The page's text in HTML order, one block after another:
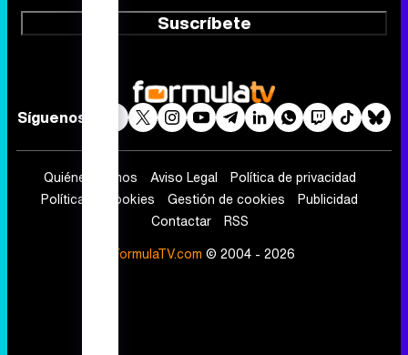
Suscríbete
Síguenos
Quiénes somos Aviso Legal
Política de privacidad
Política de cookies
Gestión de cookies
Publicidad
Contactar
RSS
FormulaTV.com © 2004 - 2026